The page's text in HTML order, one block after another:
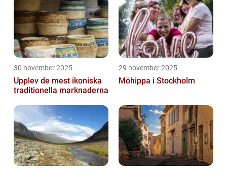
30 november 2025
Upplev de mest ikoniska
traditionella marknaderna
29 november 2025
Möhippa i Stockholm